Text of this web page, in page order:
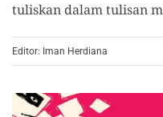
tuliskan dalam tulisan
Editor: Iman Herdiana